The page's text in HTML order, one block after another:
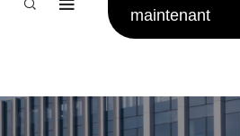
maintenant